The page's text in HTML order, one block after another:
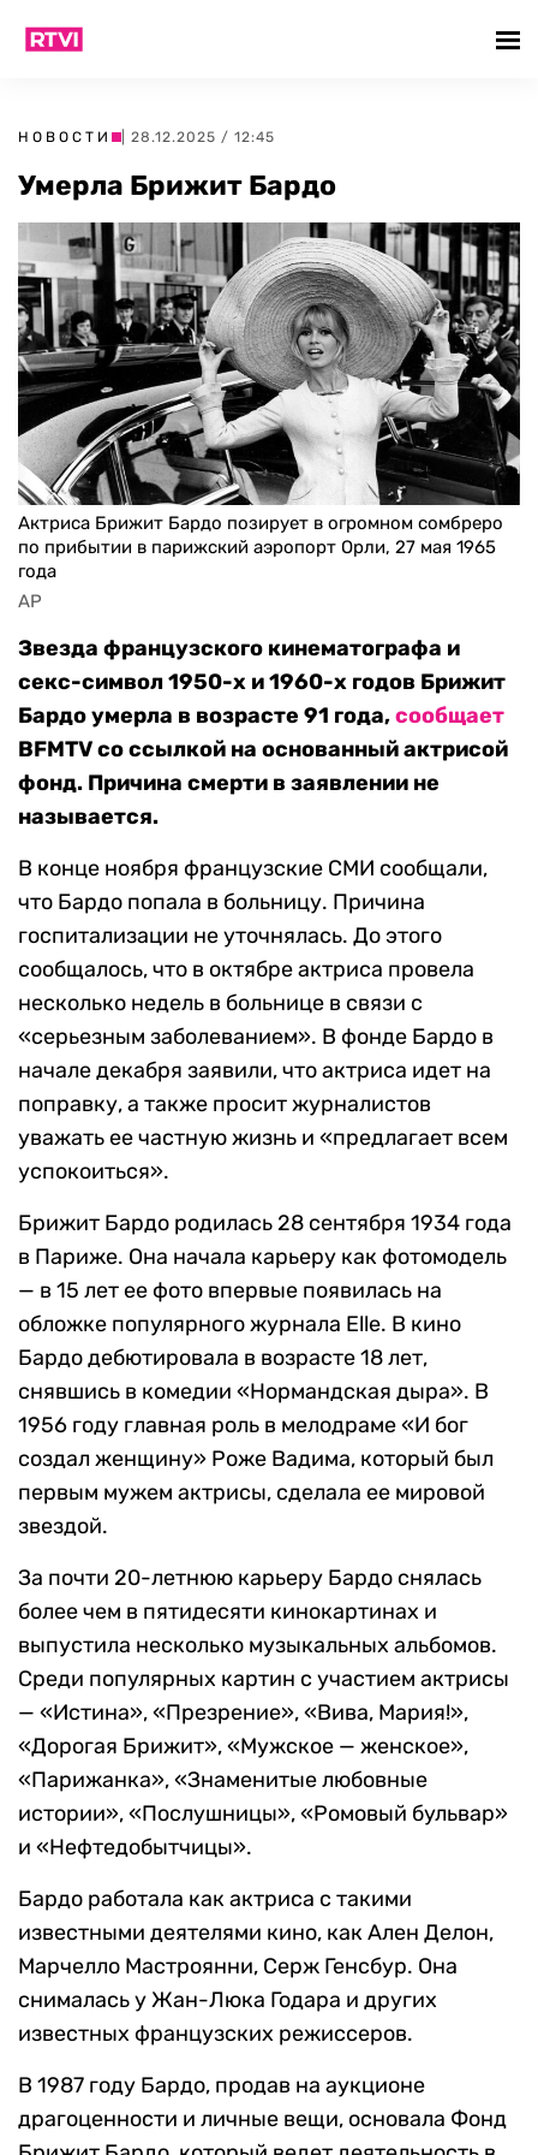
НОВОСТИ | 28.12.2025 / 12:45
Умерла Брижит Бардо
Актриса Брижит Бардо позирует в огромном сомбреро
по прибытии в парижский аэропорт Орли, 27 мая 1965
года
AP
Звезда французского кинематографа и
секс-символ 1950-х и 1960-х годов Брижит
Бардо умерла в возрасте 91 года,сообщает
BFMTV со ссылкой на основанный актрисой
фонд. Причина смерти в заявлении не
называется.
В конце ноября французские СМИ сообщали,
что Бардо попала в больницу. Причина
госпитализации не уточнялась. До этого
сообщалось, что в октябре актриса провела
несколько недель в больнице в связи с
«серьезным заболеванием». В фонде Бардо в
начале декабря заявили, что актриса идет на
поправку, а также просит журналистов
уважать ее частную жизнь и «предлагает всем
успокоиться».
Брижит Бардо родилась 28 сентября 1934 года
в Париже. Она начала карьеру как фотомодель
— в 15 лет ее фото впервые появилась на
обложке популярного журнала Elle. В кино
Бардо дебютировала в возрасте 18 лет,
снявшись в комедии «Нормандская дыра». В
1956 году главная роль в мелодраме «И бог
создал женщину» Роже Вадима, который был
первым мужем актрисы, сделала ее мировой
звездой.
За почти 20-летнюю карьеру Бардо снялась
более чем в пятидесяти кинокартинах и
выпустила несколько музыкальных альбомов.
Среди популярных картин с участием актрисы
— «Истина», «Презрение», «Вива, Мария!»,
«Дорогая Брижит», «Мужское — женское»,
«Парижанка», «Знаменитые любовные
истории», «Послушницы», «Ромовый бульвар»
и «Нефтедобытчицы».
Бардо работала как актриса с такими
известными деятелями кино, как Ален Делон,
Марчелло Мастроянни, Серж Генсбур. Она
снималась у Жан-Люка Годара и других
известных французских режиссеров.
В 1987 году Бардо, продав на аукционе
драгоценности и личные вещи, основала Фонд